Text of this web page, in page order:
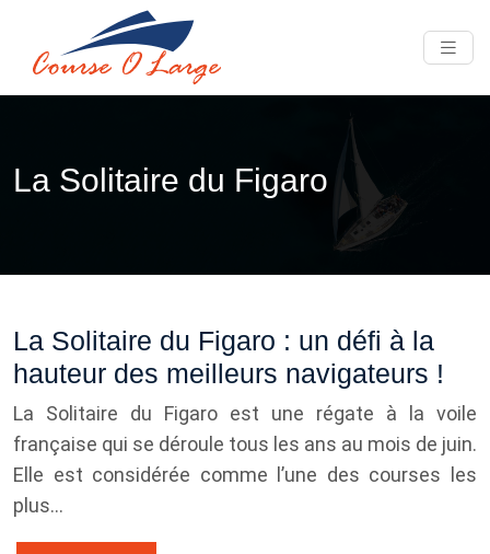
La Solitaire du Figaro
La Solitaire du Figaro : un défi à la
hauteur des meilleurs navigateurs !
La Solitaire du Figaro est une régate à la voile
française qui se déroule tous les ans au mois de juin.
Elle est considérée comme l’une des courses les
plus…